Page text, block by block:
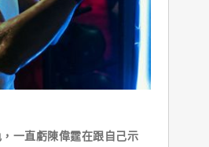
一直虧陳偉霆在跟自己示